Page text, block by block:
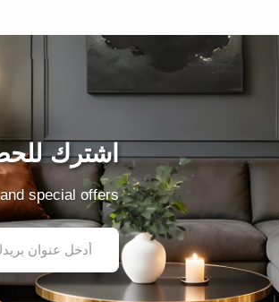
اشترك
special offers